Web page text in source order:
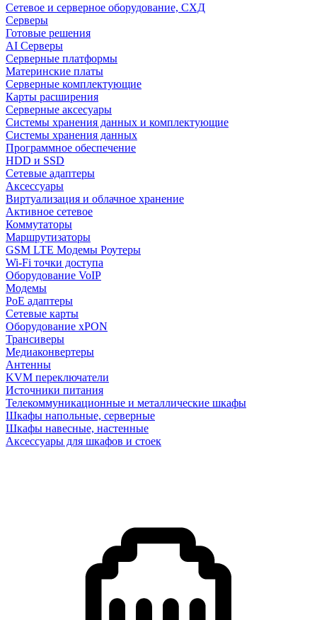
Сетевое и серверное оборудование, СХД
Cерверы
Готовые решения
AI Серверы
Серверные платформы
Материнские платы
Серверные комплектующие
Карты расширения
Серверные аксесуары
Системы хранения данных и комплектующие
Системы хранения данных
Программное обеспечение
HDD и SSD
Сетевые адаптеры
Аксессуары
Виртуализация и облачное хранение
Активное сетевое
Коммутаторы
Маршрутизаторы
GSM LTE Модемы Роутеры
Wi-Fi точки доступа
Оборудование VoIP
Модемы
PoE адаптеры
Сетевые карты
Оборудование xPON
Трансиверы
Медиаконвертеры
Антенны
KVM переключатели
Источники питания
Телекоммуникационные и металлические шкафы
Шкафы напольные, серверные
Шкафы навесные, настенные
Аксессуары для шкафов и стоек